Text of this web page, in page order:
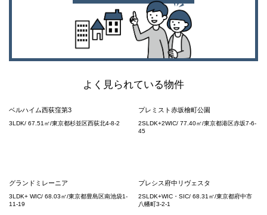
よく見られている物件
ベルハイム西荻窪第3
3LDK/ 67.51㎡/東京都杉並区西荻北4-8-2
プレミスト赤坂檜町公園
2SLDK+2WIC/ 77.40㎡/東京都港区赤坂7-6-
45
グランドミレーニア
3LDK+ WIC/ 68.03㎡/東京都豊島区南池袋1-
11-19
プレシス府中リヴェスタ
2SLDK+WIC・SIC/ 68.31㎡/東京都府中市
八幡町3-2-1